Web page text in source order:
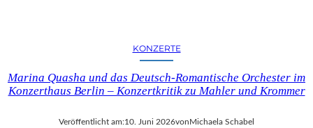
KONZERTE
Marina Quasha und das Deutsch-Romantische Orchester im
Konzerthaus Berlin – Konzertkritik zu Mahler und Krommer
Veröffentlicht am:10. Juni 2026vonMichaela Schabel